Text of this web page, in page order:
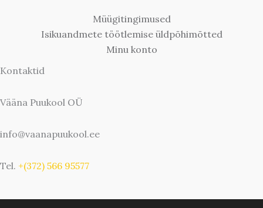
Müügitingimused
Isikuandmete töötlemise üldpõhimõtted
Minu konto
Kontaktid
Vääna Puukool OÜ
info@vaanapuukool.ee
Tel. +(372) 566 95577